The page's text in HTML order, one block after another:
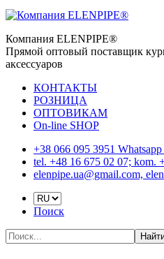
Компания ELENPIPE®
Прямой оптовый поставщик
аксессуаров
КОНТАКТЫ
РОЗНИЦА
ОПТОВИКАМ
On-line SHOP
+38 066 095 3951
tel. +48 16 675 02 07; kom.
elenpipe.ua@gmail.com,
Поиск